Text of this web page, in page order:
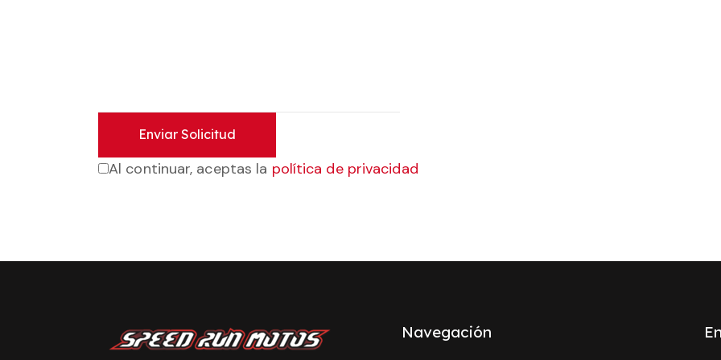
Al continuar, aceptas la política de privacidad
Navegación